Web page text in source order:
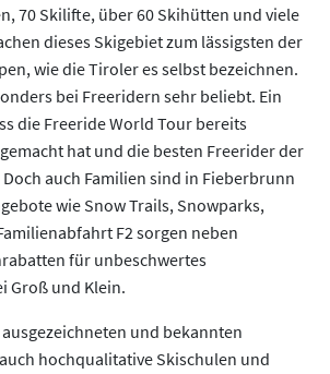
70 Skilifte, über 60 Skihütten und viele
dieses Skigebiet zum lässigsten der
wie die Tiroler es selbst bezeichnen.
bei Freeridern sehr beliebt. Ein
die Freeride World Tour bereits
hat und die besten Freerider der
auch Familien sind in Fieberbrunn
wie Snow Trails, Snowparks,
F2 sorgen neben
für unbeschwertes
Groß und Klein.
ausgezeichneten und bekannten
hochqualitative Skischulen und